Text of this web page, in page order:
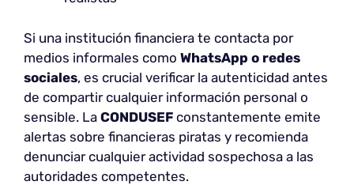
Si una institución financiera te contacta por
medios informales como WhatsApp o redes
sociales, es crucial verificar la autenticidad antes
de compartir cualquier información personal o
sensible. La CONDUSEF constantemente emite
alertas sobre financieras piratas y recomienda
denunciar cualquier actividad sospechosa a las
autoridades competentes.